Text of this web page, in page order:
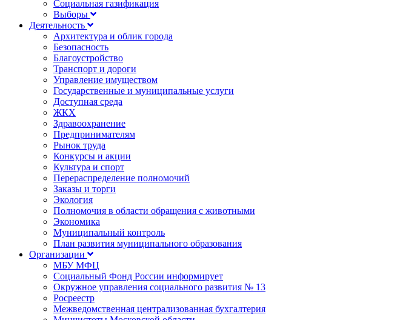
Социальная газификация
Выборы
Деятельность
Архитектура и облик города
Безопасность
Благоустройство
Транспорт и дороги
Управление имуществом
Государственные и муниципальные услуги
Доступная среда
ЖКХ
Здравоохранение
Предпринимателям
Рынок труда
Конкурсы и акции
Культура и спорт
Перераспределение полномочий
Заказы и торги
Экология
Полномочия в области обращения с животными
Экономика
Муниципальный контроль
План развития муниципального образования
Организации
МБУ МФЦ
Социальный Фонд России информирует
Окружное управления социального развития № 13
Росреестр
Межведомственная централизованная бухгалтерия